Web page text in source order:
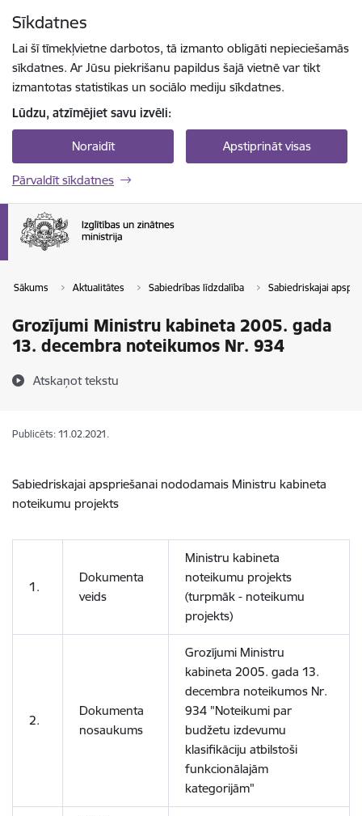
Sīkdatnes
Lai šī tīmekļvietne darbotos, tā izmanto obligāti nepieciešamās
sīkdatnes. Ar Jūsu piekrišanu papildus šajā vietnē var tikt
izmantotas statistikas un sociālo mediju sīkdatnes.
Lūdzu, atzīmējiet savu izvēli:
Noraidīt Apstiprināt visas
Pārvaldīt sīkdatnes
Sākums Aktualitātes Sabiedrības līdzdalība Sabiedriskajai
Grozījumi Ministru kabineta 2005. gada
13. decembra noteikumos Nr. 934
Atskaņot tekstu
Publicēts: 11.02.2021.
Sabiedriskajai apspriešanai nododamais Ministru kabineta
noteikumu projekts
1.
Dokumenta
veids
Ministru kabineta
noteikumu projekts
(turpmāk - noteikumu
projekts)
2.
Dokumenta
nosaukums
Grozījumi Ministru
kabineta 2005. gada 13.
decembra noteikumos Nr.
934 "Noteikumi par
budžetu izdevumu
klasifikāciju atbilstoši
funkcionālajām
kategorijām"